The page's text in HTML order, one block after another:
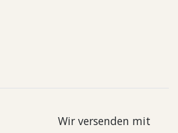
Wir versenden mit